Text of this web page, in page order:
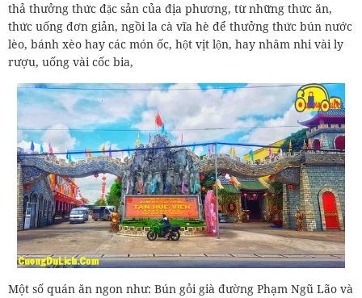
thả thưởng thức đặc sản của địa phương, từ những thức ăn,
thức uống đơn giản, ngồi la cà vĩa hè để thưởng thức bún nước
lèo, bánh xèo hay các món ốc, hột vịt lộn, hay nhâm nhi vài ly
rượu, uống vài cốc bia,
Một số quán ăn ngon như: Bún gỏi già đường Phạm Ngũ Lão và